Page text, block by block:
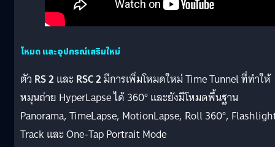
โหมด และอุปกรณ์เสริมใหม่
ตัว RS 2 และRSC 2มีการเพิ่มโหมดใหม่ Time Tunnel ที่ทำให้
หมุนถ่าย HyperLapse ได้ 360° และยังมีโหมดพื้นฐาน
Panorama, TimeLapse, MotionLapse, Roll 360°,
Track และ One-Tap Portrait Mode